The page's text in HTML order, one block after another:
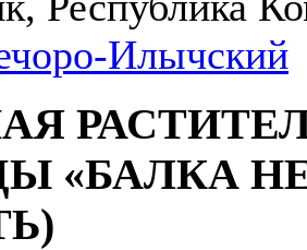
Илычский
«БАЛКА